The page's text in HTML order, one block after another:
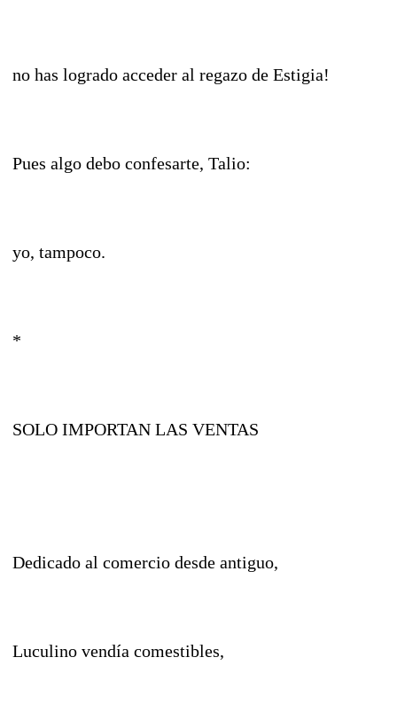
no has logrado acceder al regazo de Estigia!
Pues algo debo confesarte, Talio:
yo, tampoco.
*
SOLO IMPORTAN LAS VENTAS
Dedicado al comercio desde antiguo,
Luculino vendía comestibles,